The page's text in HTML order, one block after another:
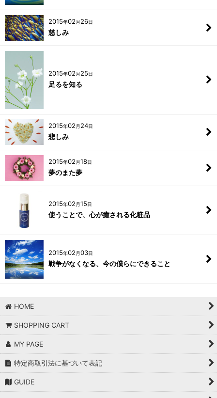
2015年02 月 26日
慈しみ
2015年02 月 25日
足るを知る
2015年02 月 24日
悲しみ
2015年02 月18日
夢のまた夢
2015年02 月15日
使うことで、心が癒される化粧品
2015年02 月03日
戦争がなくなる、今の僕らにできること
HOME
SHOPPING CART
MY PAGE
特定商取引法に基づいて表記
GUIDE